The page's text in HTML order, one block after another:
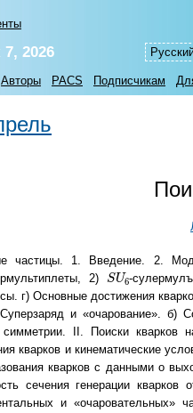
2026
Авторы PACS Подписчикам
частицы. 1. Введение. 2.
2)SU6
SU6 -
г) Основные достижения
и «очарование». б)
II. Поиски кварков
кварков и кинематические
кварков с данными о
сечения генерации
и